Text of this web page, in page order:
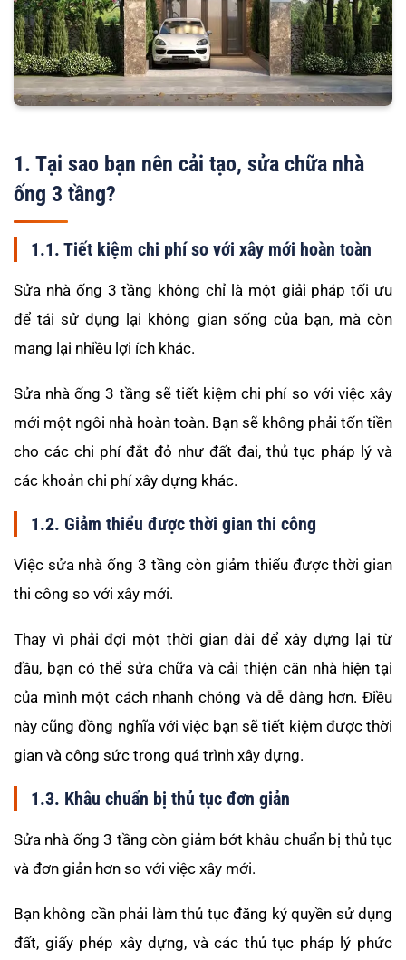
1. Tại sao bạn nên cải tạo, sửa chữa nhà
ống 3 tầng?
1.1. Tiết kiệm chi phí so với xây mới hoàn toàn
Sửa nhà ống 3 tầng không chỉ là một giải pháp tối ưu
để tái sử dụng lại không gian sống của bạn, mà còn
mang lại nhiều lợi ích khác.
Sửa nhà ống 3 tầng sẽ tiết kiệm chi phí so với việc xây
mới một ngôi nhà hoàn toàn. Bạn sẽ không phải tốn tiền
cho các chi phí đắt đỏ như đất đai, thủ tục pháp lý và
các khoản chi phí xây dựng khác.
1.2. Giảm thiểu được thời gian thi công
Việc sửa nhà ống 3 tầng còn giảm thiểu được thời gian
thi công so với xây mới.
Thay vì phải đợi một thời gian dài để xây dựng lại từ
đầu, bạn có thể sửa chữa và cải thiện căn nhà hiện tại
của mình một cách nhanh chóng và dễ dàng hơn. Điều
này cũng đồng nghĩa với việc bạn sẽ tiết kiệm được thời
gian và công sức trong quá trình xây dựng.
1.3. Khâu chuẩn bị thủ tục đơn giản
Sửa nhà ống 3 tầng còn giảm bớt khâu chuẩn bị thủ tục
và đơn giản hơn so với việc xây mới.
Bạn không cần phải làm thủ tục đăng ký quyền sử dụng
đất, giấy phép xây dựng, và các thủ tục pháp lý phức